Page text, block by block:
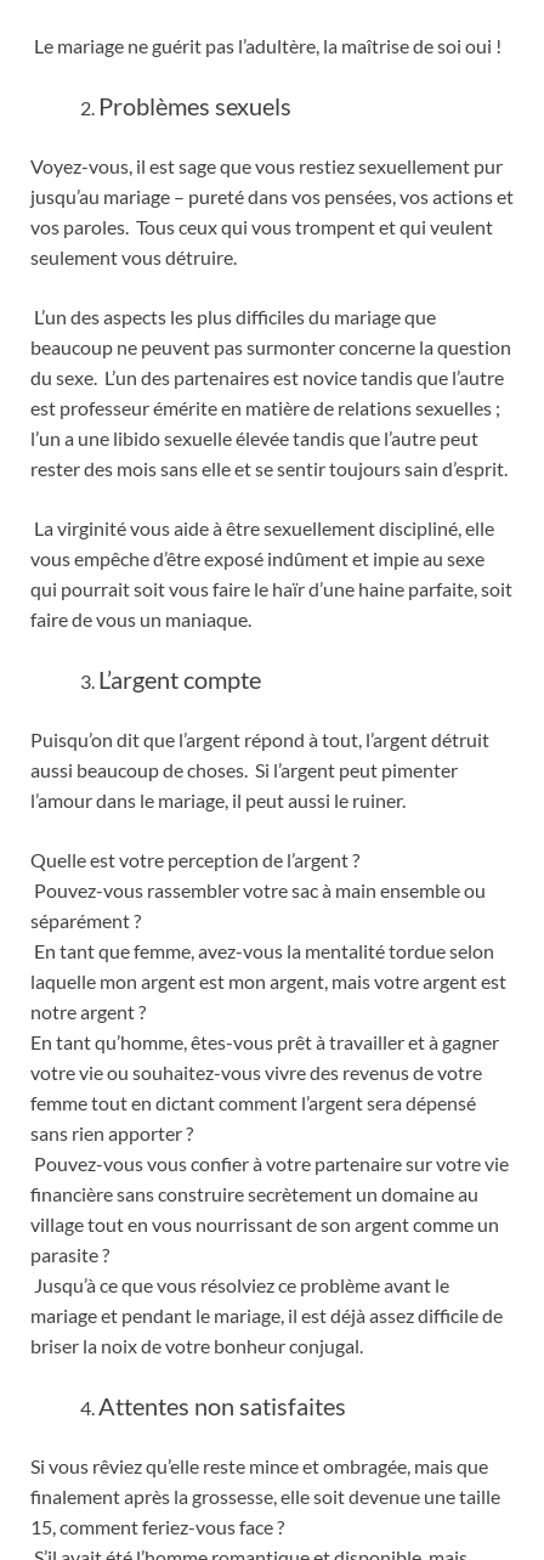
Le mariage ne guérit pas l’adultère, la maîtrise de soi oui !
Problèmes sexuels
Voyez-vous, il est sage que vous restiez sexuellement pur
jusqu’au mariage – pureté dans vos pensées, vos actions et
vos paroles. Tous ceux qui vous trompent et qui veulent
seulement vous détruire.
L’un des aspects les plus difficiles du mariage que
beaucoup ne peuvent pas surmonter concerne la question
du sexe. L’un des partenaires est novice tandis que l’autre
est professeur émérite en matière de relations sexuelles ;
l’un a une libido sexuelle élevée tandis que l’autre peut
rester des mois sans elle et se sentir toujours sain d’esprit.
La virginité vous aide à être sexuellement discipliné, elle
vous empêche d’être exposé indûment et impie au sexe
qui pourrait soit vous faire le haïr d’une haine parfaite, soit
faire de vous un maniaque.
L’argent compte
Puisqu’on dit que l’argent répond à tout, l’argent détruit
aussi beaucoup de choses. Si l’argent peut pimenter
l’amour dans le mariage, il peut aussi le ruiner.
Quelle est votre perception de l’argent ?
Pouvez-vous rassembler votre sac à main ensemble ou
séparément ?
En tant que femme, avez-vous la mentalité tordue selon
laquelle mon argent est mon argent, mais votre argent est
notre argent ?
En tant qu’homme, êtes-vous prêt à travailler et à gagner
votre vie ou souhaitez-vous vivre des revenus de votre
femme tout en dictant comment l’argent sera dépensé
sans rien apporter ?
Pouvez-vous vous confier à votre partenaire sur votre vie
financière sans construire secrètement un domaine au
village tout en vous nourrissant de son argent comme un
parasite ?
Jusqu’à ce que vous résolviez ce problème avant le
mariage et pendant le mariage, il est déjà assez difficile de
briser la noix de votre bonheur conjugal.
Attentes non satisfaites
Si vous rêviez qu’elle reste mince et ombragée, mais que
finalement après la grossesse, elle soit devenue une taille
15, comment feriez-vous face ?